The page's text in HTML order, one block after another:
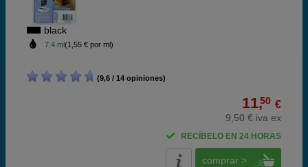
black
7,4 ml(1,55 € por ml)
(9,6 / 14 opiniones)
11,50 €
9,50 € iva ex
RECÍBELO EN 24 HORAS
comprar >